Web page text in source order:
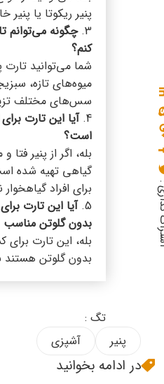
پنیر ریکوتا یا پنیر
3. چگونه می‌توانم
کنم؟
شما می‌توانید تارت
میوه‌های تازه،
سس‌های مختلف
4. آیا این تارت
است؟
بله، اگر از پنیر
گیاهی تهیه شده
برای افراد
5. آیا این تارت
بدون گلوتن
بله، این تارت برای
بدون گلوتن
:
تگ :
پنیر
آشپزی
در ادامه بخوانید